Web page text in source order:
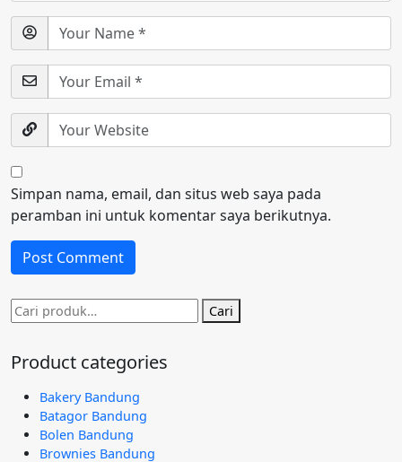
Simpan nama, email, dan situs web saya pada
peramban ini untuk komentar saya berikutnya.
Pencarian
untuk:
Cari
Product categories
Bakery Bandung
Batagor Bandung
Bolen Bandung
Brownies Bandung